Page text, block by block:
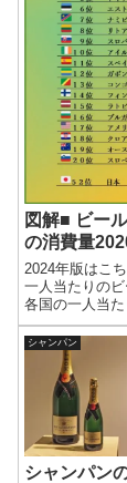
図解■ ビー
の消費量
2024年版はこ
一人当たりのビ
各国の一人当た
をまとめた。
公開している
た。Daniel
からの画像●一
消費量ランキ...
シャンパン
シャンパン